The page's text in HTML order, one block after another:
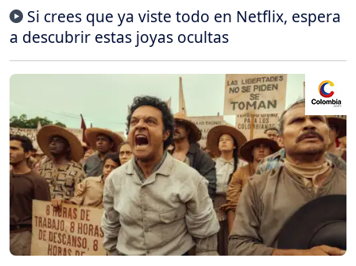
Si crees que ya viste todo en Netflix, espera
a descubrir estas joyas ocultas